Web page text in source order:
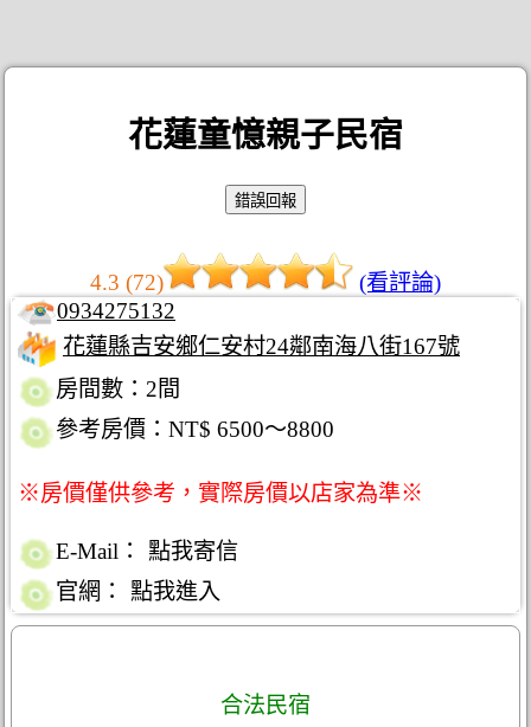
花蓮童憶親子民宿
4.3 (72)
(看評論)
0934275132
花蓮縣吉安鄉仁安村24鄰南海八街167號
房間數：2間
參考房價：NT$ 6500～8800
※房價僅供參考，實際房價以店家為準※
E-Mail：
點我寄信
官網：
點我進入
合法民宿